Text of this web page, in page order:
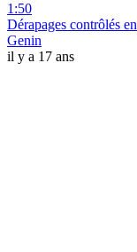
1:50
Dérapages contrôlés
Genin
il y a 17 ans